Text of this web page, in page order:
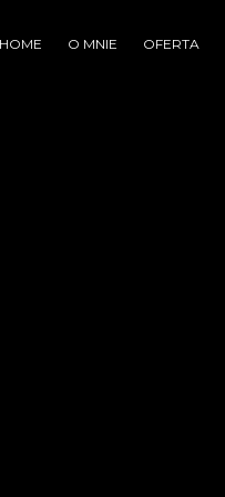
HOME O MNIE OFERTA